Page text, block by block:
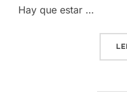
Hay que estar …